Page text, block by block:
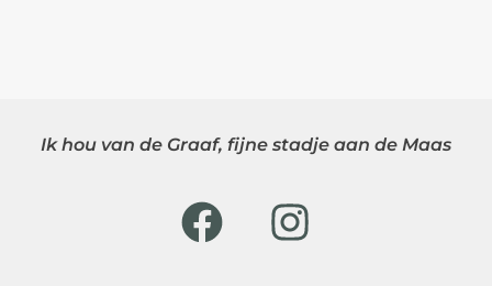
Ik hou van de Graaf, fijne stadje aan de Maas